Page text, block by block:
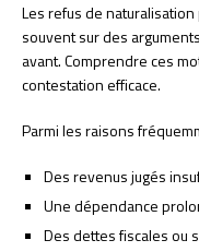
Les refus de
souvent sur des
avant. Comprendre ces
contestation efficace.
Parmi les raisons
Des revenus jugés
Une dépendance
Des dettes fiscales ou